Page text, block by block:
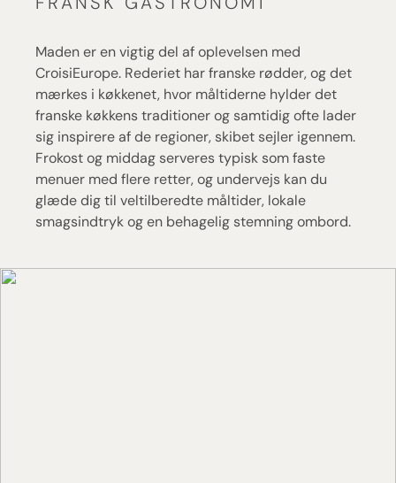
Maden er en vigtig del af oplevelsen med
CroisiEurope. Rederiet har franske rødder, og det
mærkes i køkkenet, hvor måltiderne hylder det
franske køkkens traditioner og samtidig ofte lader
sig inspirere af de regioner, skibet sejler igennem.
Frokost og middag serveres typisk som faste
menuer med flere retter, og undervejs kan du
glæde dig til veltilberedte måltider, lokale
smagsindtryk og en behagelig stemning ombord.